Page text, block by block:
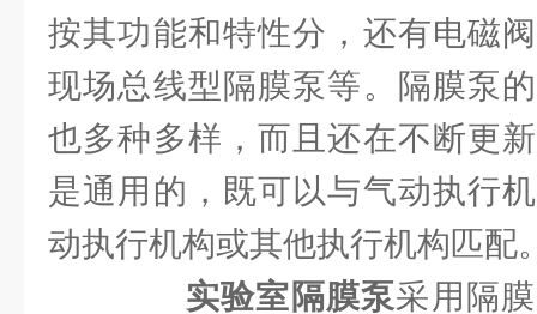
按其功能和特性分，还有电磁
现场总线型隔膜泵等。隔膜泵
也多种多样，而且还在不断更
是通用的，既可以与气动执行
动执行机构或其他执行机构匹配
实验室隔膜泵采用隔